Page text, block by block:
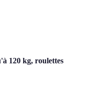
120 kg, roulettes